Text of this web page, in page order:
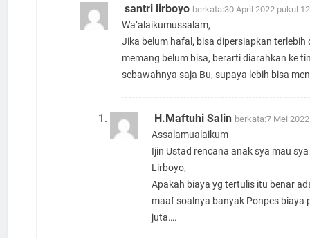
santri lirboyo berkata:30 April 2022 pukul
Wa’alaikumussalam,
Jika belum hafal, bisa dipersiapkan terlebih
memang belum bisa, berarti diarahkan ke
sebawahnya saja Bu, supaya lebih bisa
H.Maftuhi Salin berkata:7 Mei
Assalamualaikum
Ijin Ustad rencana anak sya mau
Lirboyo,
Apakah biaya yg tertulis itu benar
maaf soalnya banyak Ponpes biaya
juta….